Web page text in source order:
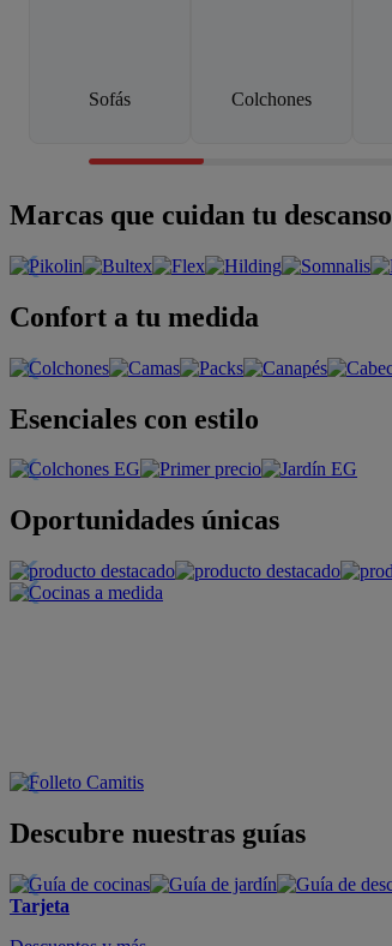
Sofás Colchones
Marcas que cuidan tu descanso
Confort a tu medida
Esenciales con estilo
Oportunidades únicas
Descubre nuestras guías
Tarjeta